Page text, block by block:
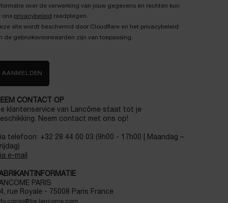
over de verwerking van jouw gegevens en rechten kun
ons privacybeleid raadplegen.
site wordt beschermd door Cloudflare en het privacybeleid
de gebruiksvoorwaarden zijn van toepassing.
AANMELDEN
CONTACT OP
klantenservice van Lancôme staat tot je
Neem contact met ons op!
telefoon: +32 28 44 00 03 (9h00 - 17h00 | Maandag –
e-mail
PARIS
rue Royale - 75008 Paris France